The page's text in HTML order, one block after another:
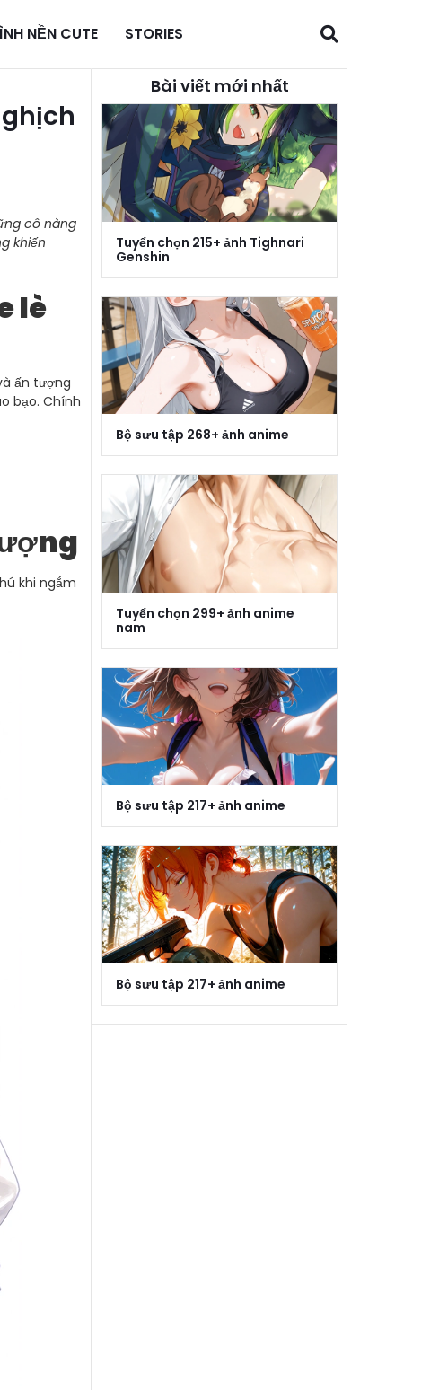
NỀN CUTE STORIES
cô nàng
khiến
lè
ấn tượng
bạo. Chính
khi ngắm
Bài viết mới nhất
Tuyển chọn 215+ ảnh Tighnari
Genshin
Bộ sưu tập 268+ ảnh anime
Tuyển chọn 299+ ảnh anime
nam
Bộ sưu tập 217+ ảnh anime
Bộ sưu tập 217+ ảnh anime